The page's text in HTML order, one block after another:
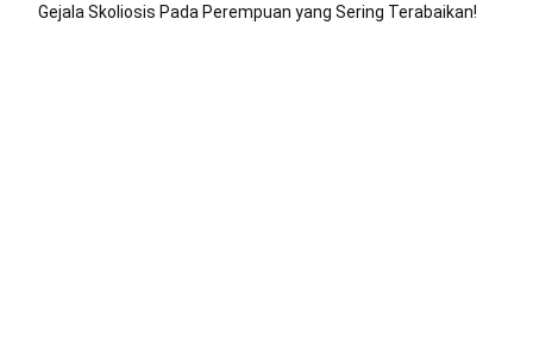
Gejala Skoliosis Pada Perempuan yang Sering Terabaikan!